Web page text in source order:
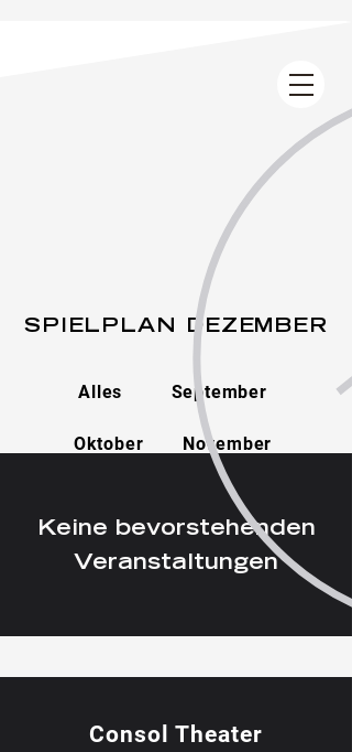
SPIELPLAN DEZEMBER
Alles September
Oktober November
Keine bevorstehenden
Veranstaltungen
Consol Theater